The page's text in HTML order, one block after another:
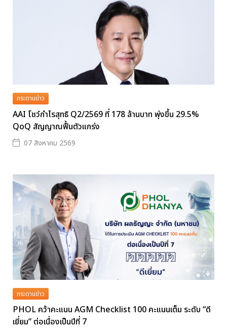
กระดานข่าว
AAI โชว์กำไรสุทธิ Q2/2569 ที่ 178 ล้านบาท พุ่งขึ้น 29.5%
QoQ สัญญาณฟื้นตัวแกร่ง
07 สิงหาคม 2569
กระดานข่าว
PHOL คว้าคะแนน AGM Checklist 100 คะแนนเต็ม ระดับ “ดี
เยี่ยม” ต่อเนื่องเป็นปีที่ 7